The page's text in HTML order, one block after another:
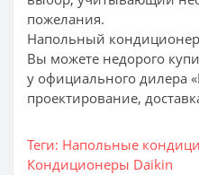
пожелания.
Напольный кондиционер
Вы можете недорого
у официального дилера
проектирование,
Теги: Напольные
Кондиционеры Daikin